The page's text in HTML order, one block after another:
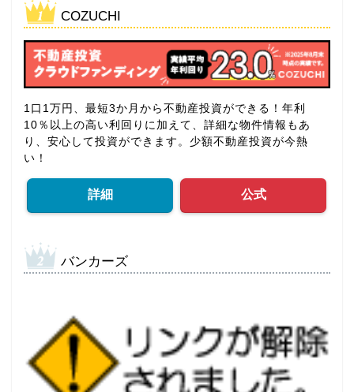
COZUCHI
1口1万円、最短3か月から不動産投資ができる！年利
10％以上の高い利回りに加えて、詳細な物件情報もあ
り、安心して投資ができます。少額不動産投資が今熱
い！
詳細 公式
バンカーズ